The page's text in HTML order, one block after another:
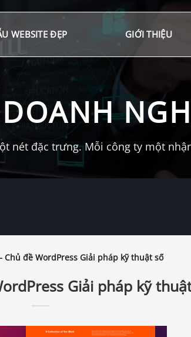
WEBSITE ĐẸP GIỚI THIỆU
DOANH
nét đặc trưng. Mỗi công ty một
Chủ đề WordPress Giải pháp kỹ thuật số
Giải pháp kỹ